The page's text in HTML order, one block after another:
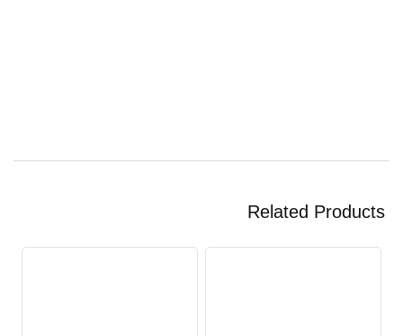
Related Products